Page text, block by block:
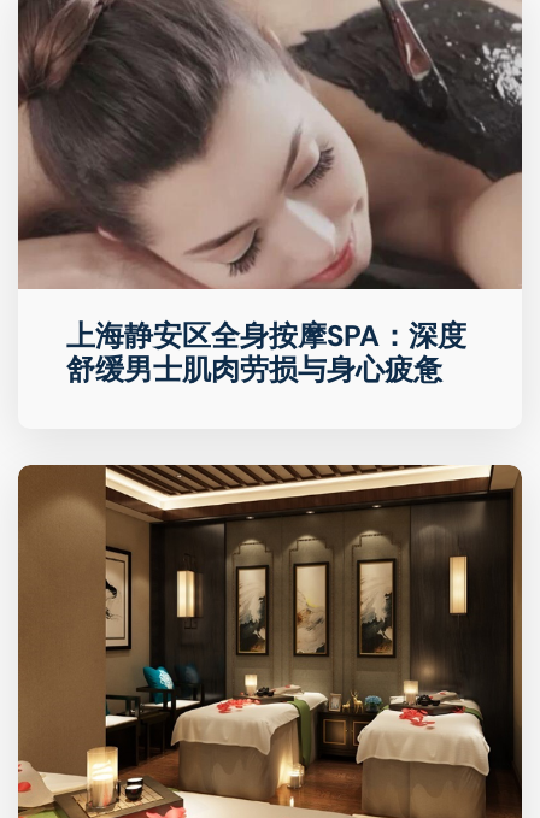
上海静安区全身按摩SPA：深度
舒缓男士肌肉劳损与身心疲惫